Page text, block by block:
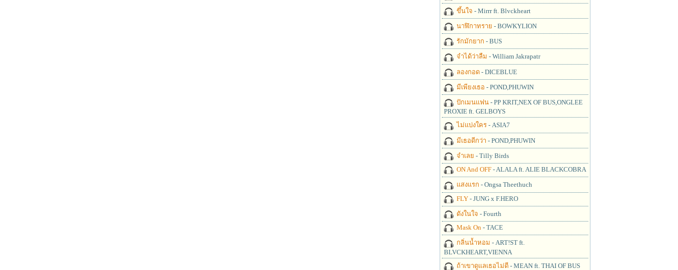
ขึ้นใจ - Mirrr ft. Blvckheart
นาฬิกาทราย - BOWKYLION
รักมักยาก - BUS
จำได้ว่าลืม - William Jakrapatr
ลองกอด- DICEBLUE
มีเพียงเธอ - POND,PHUWIN
ปักเมนแฟน- PP KRIT,NEX OF BUS,ONGLEE
PROXIE ft. GELBOYS
ไม่แบ่งใคร- ASIA7
มีเธอดีกว่า - POND,PHUWIN
จำเลย - Tilly Birds
ON And OFF- ALALA ft. ALIE BLACKCOBRA
แสงแรก - Ongsa Theethuch
FLY- JUNG x F.HERO
ดังในใจ - Fourth
Mask On- TACE
กลิ่นน้ำหอม - ART!ST ft.
BLVCKHEART,VIENNA
ถ้าเขาดูแลเธอไม่ดี- MEAN ft. THAI OF BUS